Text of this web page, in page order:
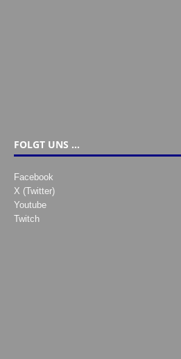
FOLGT UNS …
Facebook
X (Twitter)
Youtube
Twitch